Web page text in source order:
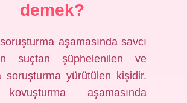
demek?
aşamasında savcı
suçtan şüphelenilen ve
soruşturma yürütülen kişidir.
aşamasında